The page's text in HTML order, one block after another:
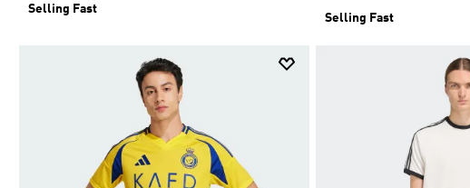
Selling Fast
Selling Fast